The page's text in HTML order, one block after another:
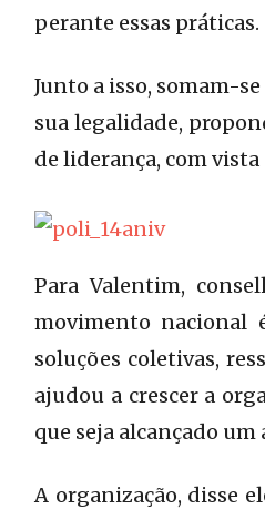
perante essas práticas.
Junto a isso, somam-
sua legalidade,
de liderança, com
Para Valentim,
movimento nacional
soluções coletivas,
ajudou a crescer a
que seja alcançado um
A organização, disse